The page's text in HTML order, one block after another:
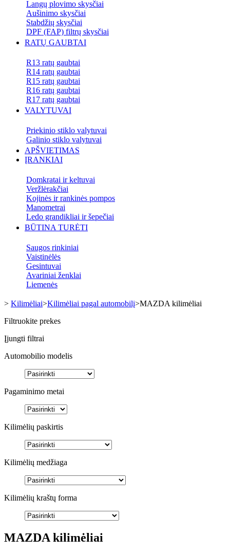
Langų plovimo skysčiai
Aušinimo skysčiai
Stabdžių skysčiai
DPF (FAP) filtrų skysčiai
RATŲ GAUBTAI
R13 ratų gaubtai
R14 ratų gaubtai
R15 ratų gaubtai
R16 ratų gaubtai
R17 ratų gaubtai
VALYTUVAI
Priekinio stiklo valytuvai
Galinio stiklo valytuvai
APŠVIETIMAS
ĮRANKIAI
Domkratai ir keltuvai
Veržlėrakčiai
Kojinės ir rankinės pompos
Manometrai
Ledo grandikliai ir šepečiai
BŪTINA TURĖTI
Saugos rinkiniai
Vaistinėlės
Gesintuvai
Avariniai ženklai
Liemenės
> Kilimėliai>Kilimėliai pagal automobilį>MAZDA kilimėliai
Filtruokite prekes
Įjungti filtrai
Automobilio modelis
Pagaminimo metai
Kilimėlių paskirtis
Kilimėlių medžiaga
Kilimėlių kraštų forma
MAZDA kilimėliai